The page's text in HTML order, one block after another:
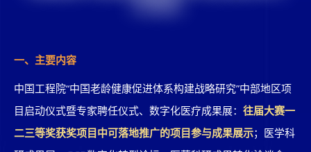
关于成果展
一、主要内容
中国工程院“中国老龄健康促进体系构建战略研究”中部地区项
目启动仪式暨专家聘任仪式、数字化医疗成果展： 往届大赛一
二三等奖获奖项目中可落地推广的项目参与成果展示；医学科